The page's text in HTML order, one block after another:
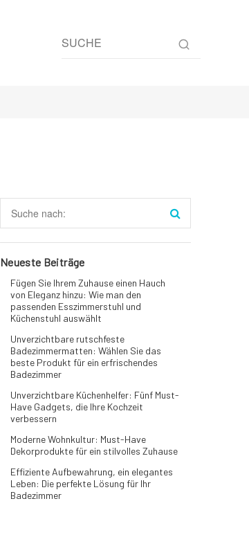
Neueste Beiträge
Fügen Sie Ihrem Zuhause einen Hauch
von Eleganz hinzu: Wie man den
passenden Esszimmerstuhl und
Küchenstuhl auswählt
Unverzichtbare rutschfeste
Badezimmermatten: Wählen Sie das
beste Produkt für ein erfrischendes
Badezimmer
Unverzichtbare Küchenhelfer: Fünf Must-
Have Gadgets, die Ihre Kochzeit
verbessern
Moderne Wohnkultur: Must-Have
Dekorprodukte für ein stilvolles Zuhause
Effiziente Aufbewahrung, ein elegantes
Leben: Die perfekte Lösung für Ihr
Badezimmer